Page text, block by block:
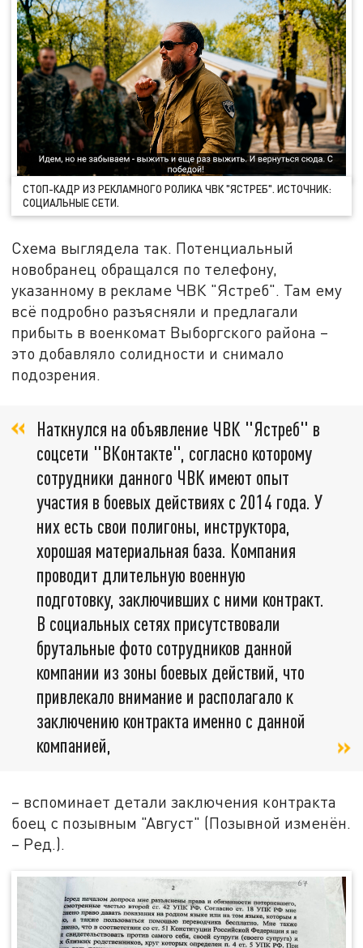
СТОП-КАДР ИЗ РЕКЛАМНОГО РОЛИКА ЧВК "ЯСТРЕБ". ИСТОЧНИК:
СОЦИАЛЬНЫЕ СЕТИ.
Схема выглядела так. Потенциальный
новобранец обращался по телефону,
указанному в рекламе ЧВК "Ястреб". Там ему
всё подробно разъясняли и предлагали
прибыть в военкомат Выборгского района –
это добавляло солидности и снимало
подозрения.
Наткнулся на объявление ЧВК "Ястреб" в
соцсети "ВКонтакте", согласно которому
сотрудники данного ЧВК имеют опыт
участия в боевых действиях с 2014 года. У
них есть свои полигоны, инструктора,
хорошая материальная база. Компания
проводит длительную военную
подготовку, заключивших с ними контракт.
В социальных сетях присутствовали
брутальные фото сотрудников данной
компании из зоны боевых действий, что
привлекало внимание и располагало к
заключению контракта именно с данной
компанией,
– вспоминает детали заключения контракта
боец с позывным "Август" (Позывной изменён.
– Ред.).